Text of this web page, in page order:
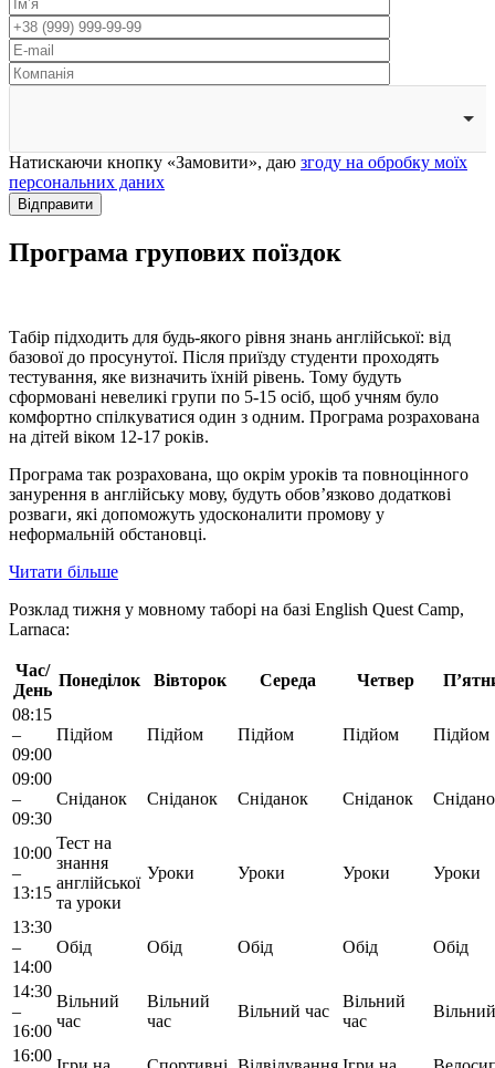
Натискаючи кнопку «Замовити», даю згоду на обробку моїх
персональних даних
Відправити
Програма групових поїздок
Табір підходить для будь-якого рівня знань англійської: від
базової до просунутої. Після приїзду студенти проходять
тестування, яке визначить їхній рівень. Тому будуть
сформовані невеликі групи по 5-15 осіб, щоб учням було
комфортно спілкуватися один з одним. Програма розрахована
на дітей віком 12-17 років.
Програма так розрахована, що окрім уроків та повноцінного
занурення в англійську мову, будуть обов’язково додаткові
розваги, які допоможуть удосконалити промову у
неформальній обстановці.
Читати більше
Розклад тижня у мовному таборі на базі English Quest Camp,
Larnaca:
Час/
День
Понеділок Вівторок Середа Четвер
08:15
–
09:00
Підйом Підйом Підйом Підйом Підйом
09:00
–
09:30
Сніданок Сніданок Сніданок Сніданок
10:00
–
13:15
Тест на
знання
англійської
та уроки
Уроки Уроки Уроки Уроки
13:30
–
14:00
Обід Обід Обід Обід Обід
14:30
–
16:00
Вільний
час
Вільний
час
Вільний час
Вільний
час
16:00